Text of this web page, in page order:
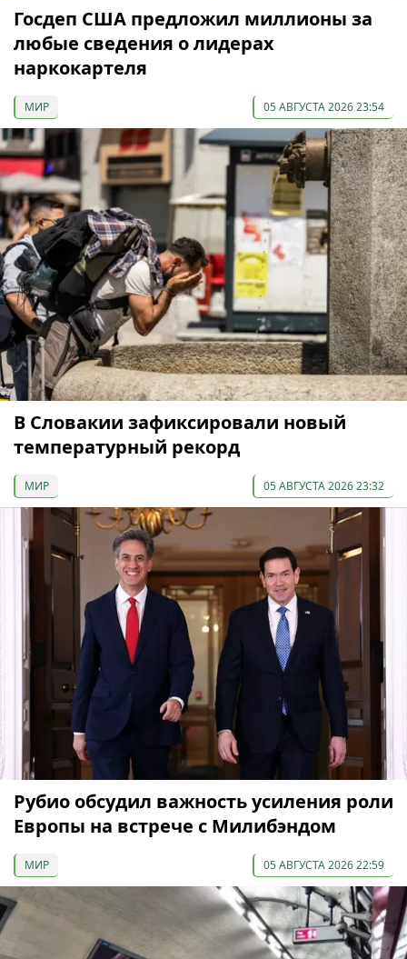
Госдеп США предложил миллионы за
любые сведения о лидерах
наркокартеля
МИР 05 АВГУСТА 2026 23:54
В Словакии зафиксировали новый
температурный рекорд
МИР 05 АВГУСТА 2026 23:32
Рубио обсудил важность усиления роли
Европы на встрече с Милибэндом
МИР 05 АВГУСТА 2026 22:59